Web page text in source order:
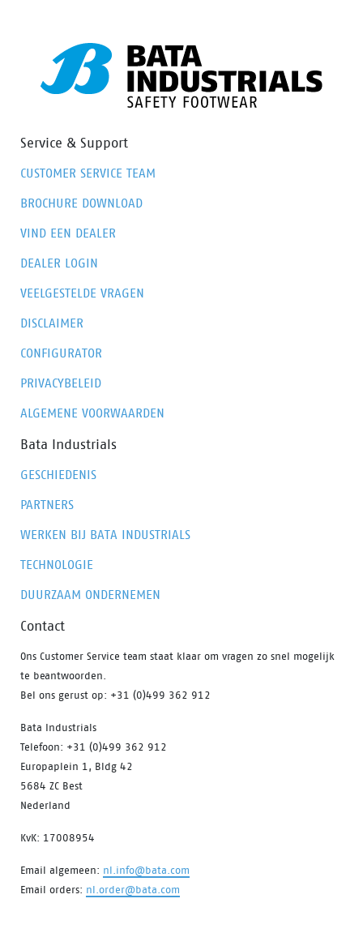
tegen extreme hitte en brandstofolie. Het bovenwerk
van de schoen is gemaakt van hoogwaardig volnerf
zwart leer. De voering beschikt over Bata Cool
Comfort® technologie voor comfort en frisheid.
Service & Support
CUSTOMER SERVICE TEAM
BROCHURE DOWNLOAD
VIND EEN DEALER
DEALER LOGIN
VEELGESTELDE VRAGEN
DISCLAIMER
CONFIGURATOR
PRIVACYBELEID
ALGEMENE VOORWAARDEN
Bata Industrials
GESCHIEDENIS
PARTNERS
WERKEN BIJ BATA INDUSTRIALS
TECHNOLOGIE
DUURZAAM ONDERNEMEN
Contact
Ons Customer Service team staat klaar om vragen zo snel mogelijk
te beantwoorden.
Bel ons gerust op: +31 (0)499 362 912
Bata Industrials
Telefoon: +31 (0)499 362 912
Europaplein 1, Bldg 42
5684 ZC Best
Nederland
KvK: 17008954
Email algemeen: nl.info@bata.com
Email orders: nl.order@bata.com